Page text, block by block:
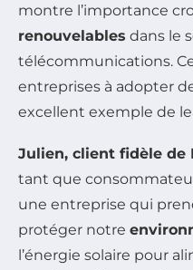
montre l’importance
renouvelables dans le
télécommunications.
entreprises à adopter
excellent exemple de
Julien, client fidèle de
tant que
une entreprise qui
protéger notre
l’énergie solaire pour